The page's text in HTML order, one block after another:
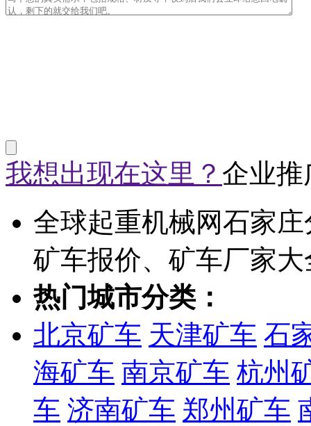
我想出现在这里？ 企业推
全球起重机械网石家
矿车报价、矿车厂家
热门城市分类：
北京矿车 天津矿车 石
海矿车 南京矿车 杭州
车 济南矿车 郑州矿车